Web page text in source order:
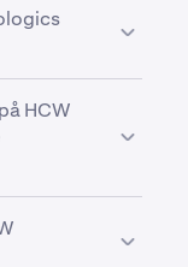
utifrån
eller
inom en
inom ett
HCW
mellan ett